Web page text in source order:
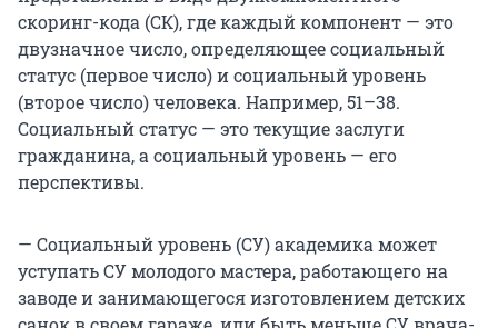
скоринг-кода (СК), где каждый компонент — это
двузначное число, определяющее социальный
статус (первое число) и социальный уровень
(второе число) человека. Например, 51–38.
Социальный статус — это текущие заслуги
гражданина, а социальный уровень — его
перспективы.
— Социальный уровень (СУ) академика может
уступать СУ молодого мастера, работающего на
заводе и занимающегося изготовлением детских